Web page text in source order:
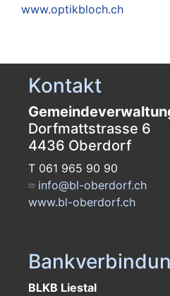
www.optikbloch.ch
Kontakt
Dorfmattstrasse 6
4436 Oberdorf
T 061 965 90 90
info@bl-oberdorf.ch
www.bl-oberdorf.ch
BLKB Liestal